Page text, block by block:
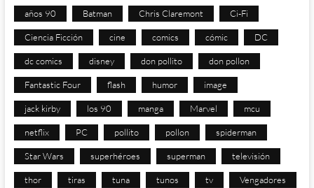
años 90 Batman Chris Claremont Ci-Fi
Ciencia Ficción cine comics cómic DC
dc comics disney don pollito don pollon
Fantastic Four flash humor image
jack kirby los 90 manga Marvel mcu
netflix PC pollito pollon spiderman
Star Wars superhéroes superman televisión
thor tiras tuna tunos tv Vengadores